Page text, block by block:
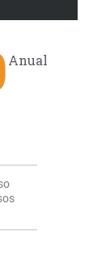
Anual